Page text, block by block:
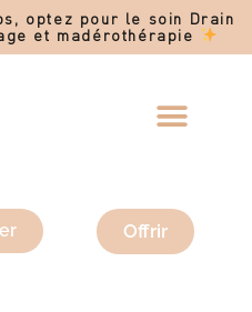
optez pour le soin Drain
et madérothérapie
Offrir